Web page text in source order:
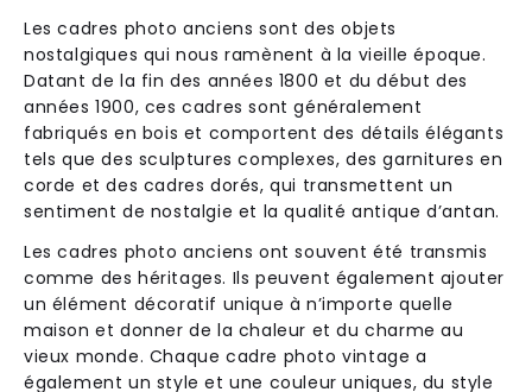
Les cadres photo anciens sont des objets
nostalgiques qui nous ramènent à la vieille époque.
Datant de la fin des années 1800 et du début des
années 1900, ces cadres sont généralement
fabriqués en bois et comportent des détails élégants
tels que des sculptures complexes, des garnitures en
corde et des cadres dorés, qui transmettent un
sentiment de nostalgie et la qualité antique d’antan.
Les cadres photo anciens ont souvent été transmis
comme des héritages. Ils peuvent également ajouter
un élément décoratif unique à n’importe quelle
maison et donner de la chaleur et du charme au
vieux monde. Chaque cadre photo vintage a
également un style et une couleur uniques, du style